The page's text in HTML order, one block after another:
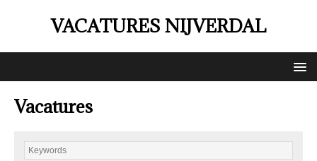
VACATURES NIJVERDAL
Vacatures